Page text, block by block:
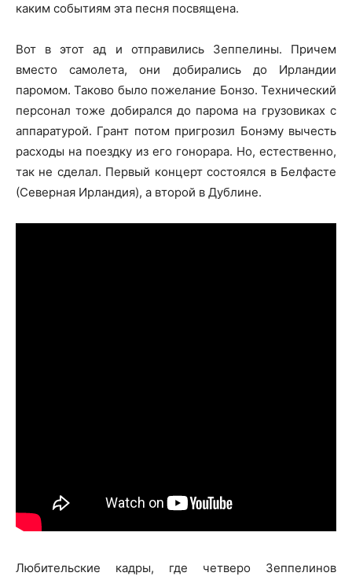
каким событиям эта песня посвящена.
Вот в этот ад и отправились Зеппелины. Причем
вместо самолета, они добирались до Ирландии
паромом. Таково было пожелание Бонзо. Технический
персонал тоже добирался до парома на грузовиках с
аппаратурой. Грант потом пригрозил Бонэму вычесть
расходы на поездку из его гонорара. Но, естественно,
так не сделал. Первый концерт состоялся в Белфасте
(Северная Ирландия), а второй в Дублине.
Любительские кадры, где четверо Зеппелинов